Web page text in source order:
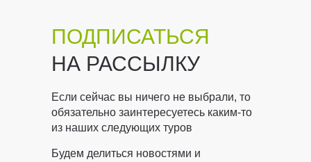
ПОДПИСАТЬСЯ
НА РАССЫЛКУ
Если сейчас вы ничего не выбрали, то
обязательно заинтересуетесь каким-то
из наших следующих туров
Будем делиться новостями и